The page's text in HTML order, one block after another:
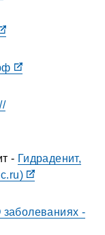
- Гидраденит,
заболеваниях -